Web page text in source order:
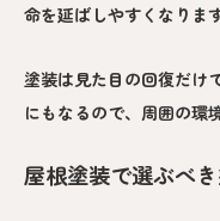
命を延ばしやすくなります
塗装は見た目の回復だけ
にもなるので、周囲の環
屋根塗装で選ぶべ